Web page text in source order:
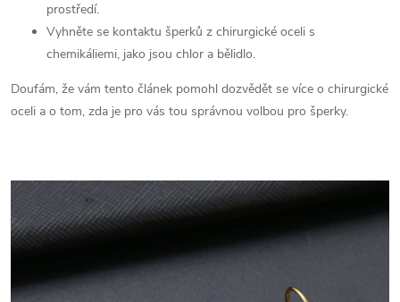
prostředí.
Vyhněte se kontaktu šperků z chirurgické oceli s
chemikáliemi, jako jsou chlor a bělidlo.
Doufám, že vám tento článek pomohl dozvědět se více o chirurgické
oceli a o tom, zda je pro vás tou správnou volbou pro šperky.